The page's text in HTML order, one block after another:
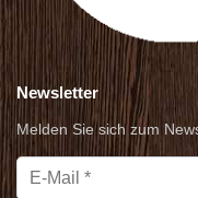
Newsletter
Melden Sie sich zum